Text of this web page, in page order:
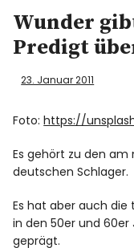
TwitterRSS
Spotify
Wunder
Predigt
23. Januar 2011
Foto:https://
Es gehört zu den
deutschen Schlager.
Es hat aber auch die
in den 50er und
geprägt.